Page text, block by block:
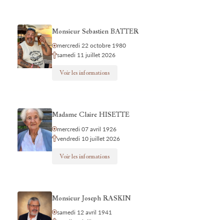
Monsieur Sebastien BATTER
mercredi 22 octobre 1980
samedi 11 juillet 2026
Voir les informations
Madame Claire HISETTE
mercredi 07 avril 1926
vendredi 10 juillet 2026
Voir les informations
Monsieur Joseph RASKIN
samedi 12 avril 1941